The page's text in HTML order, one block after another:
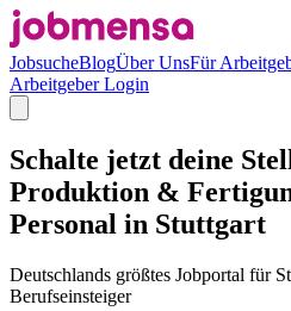
JobsucheBlogÜber UnsFür
Arbeitgeber Login
Schalte jetzt deine
Produktion &
Personal in Stuttgart
Deutschlands größtes Jobportal für
Berufseinsteiger